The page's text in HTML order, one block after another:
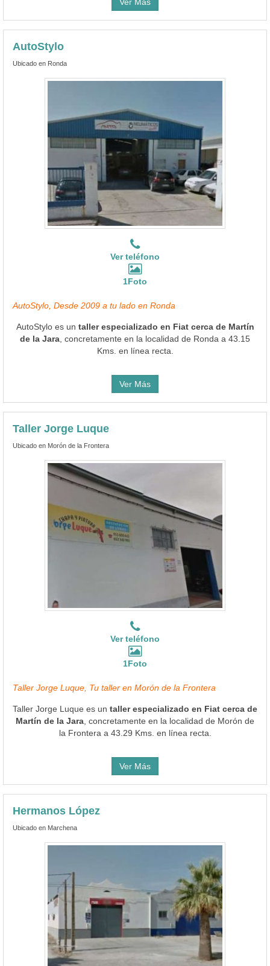
AutoStylo
Ubicado en Ronda
Ver teléfono
1Foto
AutoStylo, Desde 2009 a tu lado en Ronda
AutoStylo es un taller especializado en Fiat cerca de Martín
de la Jara , concretamente en la localidad de Ronda a 43.15
Kms. en línea recta.
Ver Más
Taller Jorge Luque
Ubicado en Morón de la Frontera
Ver teléfono
1Foto
Taller Jorge Luque, Tu taller en Morón de la Frontera
Taller Jorge Luque es un taller especializado en Fiat cerca de
Martín de la Jara , concretamente en la localidad de Morón de
la Frontera a 43.29 Kms. en línea recta.
Ver Más
Hermanos López
Ubicado en Marchena